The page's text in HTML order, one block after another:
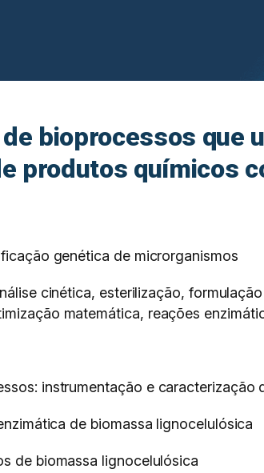
bioprocessos
produtos químicos
genética de microrganismos
cinética, esterilização,
matemática, reações
instrumentação e caracterização
de biomassa lignocelulósica
de biomassa lignocelulósica